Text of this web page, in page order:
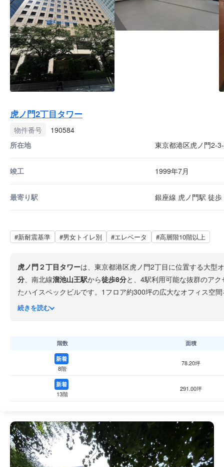
虎ノ門2丁目タワー
物件番号
190584
所在地
東京都港区虎ノ門2-
竣工 1999年7月
最寄り駅 銀座線 虎ノ門駅 徒
#新耐震基準 #男女トイレ別 #エレベータ #高層階10階以上
虎ノ門２丁目タワーは、東京都港区虎ノ門2丁目に位置する大型
分、南北線溜池山王駅から徒歩8分と、4駅利用可能な抜群のア
たハイスペックビルです。1フロア約300坪の広大なオフィス空
霞ヶ関の官庁街が広がり、都内有数のビジネスの中枢に位置して
続きを読む
階数 面積
新着
8階
78.20坪
新着
13階
291.00坪